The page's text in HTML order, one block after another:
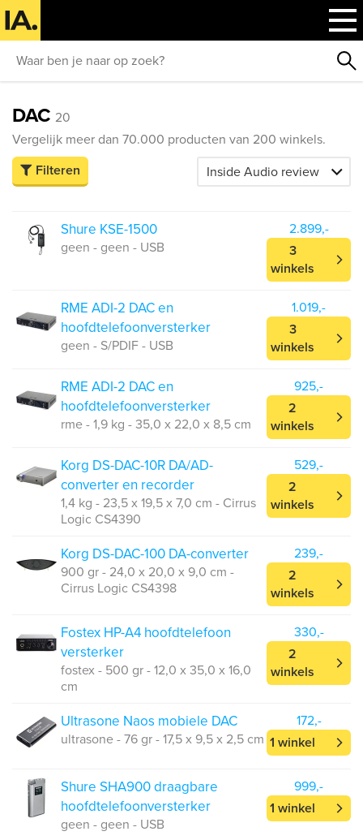
DAC 20
Vergelijk meer dan 70.000 producten van 200 winkels.
Filteren
Shure KSE-1500
geen - geen - USB
2.899,-
3
winkels
RME ADI-2 DAC en
hoofdtelefoonversterker
geen - S/PDIF - USB
1.019,-
3
winkels
RME ADI-2 DAC en
hoofdtelefoonversterker
rme - 1,9 kg - 35,0 x 22,0 x 8,5 cm
925,-
2
winkels
Korg DS-DAC-10R DA/AD-
converter en recorder
1,4 kg - 23,5 x 19,5 x 7,0 cm - Cirrus
Logic CS4390
529,-
2
winkels
Korg DS-DAC-100 DA-converter
900 gr - 24,0 x 20,0 x 9,0 cm -
Cirrus Logic CS4398
239,-
2
winkels
Fostex HP-A4 hoofdtelefoon
versterker
fostex - 500 gr - 12,0 x 35,0 x 16,0
cm
330,-
2
winkels
Ultrasone Naos mobiele DAC
ultrasone - 76 gr - 17,5 x 9,5 x 2,5 cm
172,-
1 winkel
Shure SHA900 draagbare
hoofdtelefoonversterker
geen - geen - USB
999,-
1 winkel